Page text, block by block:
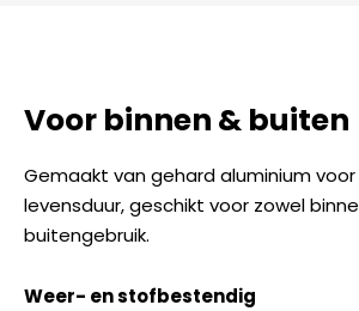
Voor binnen & buiten
Gemaakt van gehard aluminium
levensduur, geschikt voor zowel
buitengebruik.
Weer- en stofbestendig